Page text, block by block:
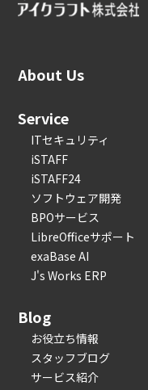
About Us
Service
ITセキュリティ
iSTAFF
iSTAFF24
ソフトウェア開発
BPOサービス
LibreOfficeサポート
exaBase AI
J's Works ERP
Blog
お役立ち情報
スタッフブログ
サービス紹介